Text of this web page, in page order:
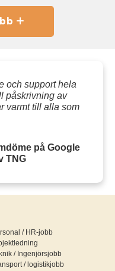
och support hela
påskrivning av
varmt till alla som
på Google
TNG
/ HR-jobb
/ Ingenjörsjobb
/ logistikjobb